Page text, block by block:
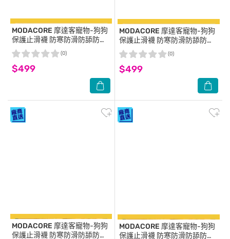
MODACORE 摩達客寵物-狗狗
保護止滑襪 防寒防滑防舔防燙
傷 可愛腳掌花紋款L 保護肉球
大狗中小型犬適用
$499
(0)
MODACORE 摩達客寵物-狗狗
保護止滑襪 防寒防滑防舔防燙
傷 可愛腳掌花紋款M 保護肉球
大狗中小型犬適用
$499
(0)
MODACORE 摩達客寵物-狗狗
保護止滑襪 防寒防滑防舔防燙
MODACORE 摩達客寵物-狗狗
保護止滑襪 防寒防滑防舔防燙